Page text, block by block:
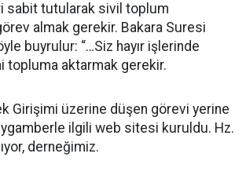
sabit tutularak sivil toplum
almak gerekir. Bakara Suresi
buyrulur: “…Siz hayır işlerinde
topluma aktarmak gerekir.
Girişimi üzerine düşen görevi yerine
ilgili web sitesi kuruldu. Hz.
derneğimiz.